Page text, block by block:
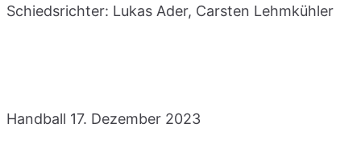
Schiedsrichter: Lukas Ader, Carsten Lehmkühler
Handball 17. Dezember 2023